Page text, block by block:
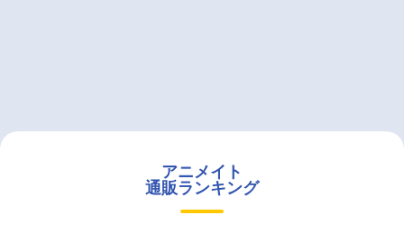
アニメイト
通販ランキング